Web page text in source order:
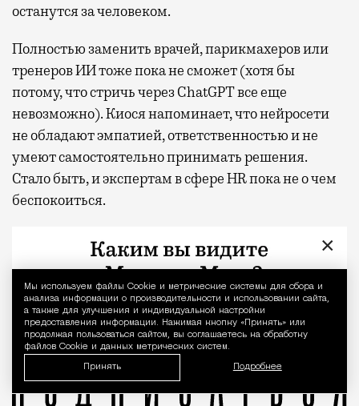
Уведомление
Мы используем файлы Сookie и метрические системы для сбора и
анализа информации о производительности и использовании сайта,
а также для улучшения и индивидуальной настройки
предоставления информации. Нажимая кнопку «Принять» или
продолжая пользоваться сайтом, вы соглашаетесь на обработку
файлов Cookie и данных метрических систем.
Принять Подробнее
останутся за человеком.
Полностью заменить врачей, парикмахеров или
тренеров ИИ тоже пока не сможет (хотя бы
потому, что стричь через ChatGPT все еще
невозможно). Киося напоминает, что нейросети
не обладают эмпатией, ответственностью и не
умеют самостоятельно принимать решения.
Стало быть, и экспертам в сфере HR пока не о чем
беспокоиться.
Фото: кадр из фильма «Симона», 2002
Ни одна неделя уже не обходится без нового
×